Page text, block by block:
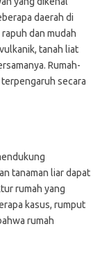
daerah di
dan mudah
tanah liat
Rumah-
secara
tanaman liar dapat
rumah yang
kasus, rumput
rumah